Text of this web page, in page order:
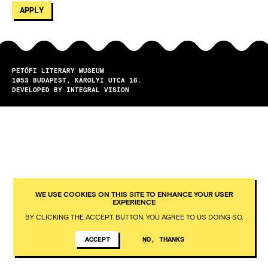
PETŐFI LITERARY MUSEUM
1053
BUDAPEST
KÁROLYI UTCA 16.
DEVELOPED BY INTEGRAL VISION
WE USE COOKIES ON THIS SITE TO ENHANCE YOUR USER
EXPERIENCE
BY CLICKING THE ACCEPT BUTTON, YOU AGREE TO US DOING SO.
ACCEPT NO, THANKS